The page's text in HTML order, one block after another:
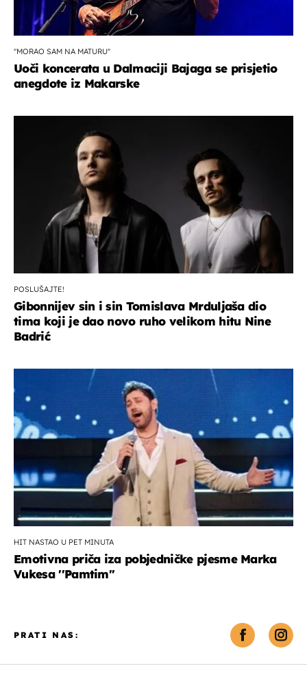
''MORAO SAM NA MATURU''
Uoči koncerata u Dalmaciji Bajaga se prisjetio
anegdote iz Makarske
POSLUŠAJTE!
Gibonnijev sin i sin Tomislava Mrduljaša dio
tima koji je dao novo ruho velikom hitu Nine
Badrić
HIT NASTAO U PET MINUTA
Emotivna priča iza pobjedničke pjesme Marka
Vukesa ''Pamtim''
PRATI NAS: